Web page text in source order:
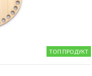
ТОП ПРОДУКТ